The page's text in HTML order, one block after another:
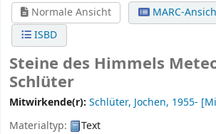
Normale Ansicht
MARC-
ISBD
Steine des Himmels
Schlüter
Mitwirkende(r): Schlüter, Jochen, 1955-
Materialtyp:
Text